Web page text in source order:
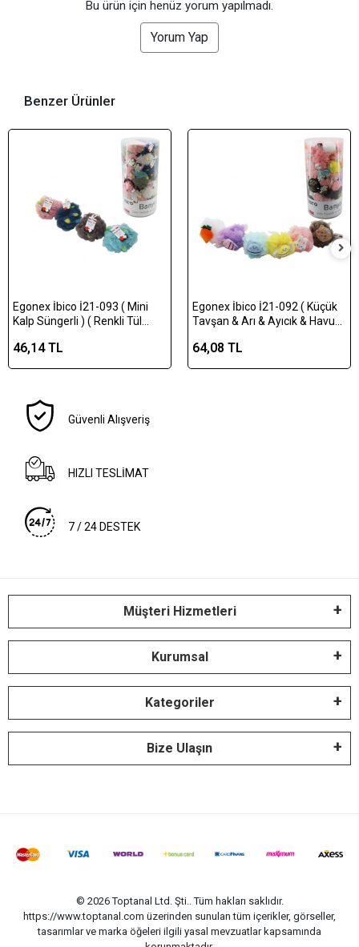
Bu ürün için henüz yorum yapılmadı.
Yorum Yap
Benzer Ürünler
Egonex İbico İ21-093 ( Mini
Kalp Süngerli ) ( Renkli Tül
) ( 30gr )*100x2
46,14 TL
Egonex İbico İ21-092 ( Küçük
Tavşan & Arı & Ayıcık & Havuç
Banyo Lifi ( Pvc Standlı ) ( 40gr
64,08 TL
Güvenli Alışveriş
HIZLI TESLİMAT
7 / 24 DESTEK
Müşteri Hizmetleri
Kurumsal
Kategoriler
Bize Ulaşın
© 2026 Toptanal Ltd. Şti.. Tüm hakları saklıdır.
https://www.toptanal.com üzerinden sunulan tüm içerikler, görseller,
tasarımlar ve marka öğeleri ilgili yasal mevzuatlar kapsamında